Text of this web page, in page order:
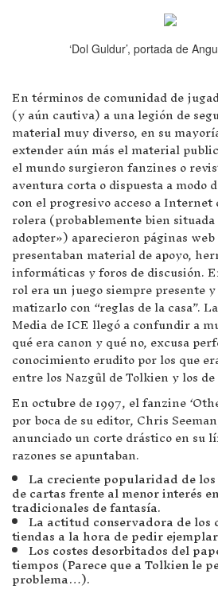
‘Dol Guldur’, portada de
En términos de comunidad de
(y aún cautiva) a una legión de
material muy diverso, en su
extender aún más el material
el mundo surgieron fanzines o
aventura corta o dispuesta a modo
con el progresivo acceso a
rolera (probablemente bien
adopter») aparecieron páginas
presentaban material de apoyo,
informáticas y foros de discusión.
rol era un juego siempre presente
matizarlo con “reglas de la casa”.
Media de ICE llegó a confundir a
qué era canon y qué no, excusa
conocimiento erudito por los que
entre los Nazgûl de Tolkien y los
En octubre de 1997, el fanzine
por boca de su editor, Chris
anunciado un corte drástico en su
razones se apuntaban.
La creciente popularidad de
de cartas frente al menor interés
tradicionales de fantasía.
La actitud conservadora de
tiendas a la hora de pedir
Los costes desorbitados del
tiempos (Parece que a Tolkien le
problema…).